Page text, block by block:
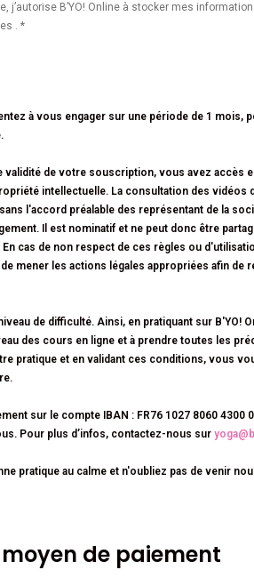
j’autorise B’YO! Online à stocker mes
. *
à vous engager sur une période de 1 mois,
validité de votre souscription, vous avez accès
intellectuelle. La consultation des vidéos
l'accord préalable des représentant de la
Il est nominatif et ne peut donc être
cas de non respect de ces règles ou
mener les actions légales appropriées afin
de difficulté. Ainsi, en pratiquant sur B'YO!
des cours en ligne et à prendre toutes les
pratique et en validant ces conditions, vous
sur le compte IBAN : FR76 1027 8060 4300
Pour plus d’infos, contactez-nous sur
pratique au calme et n'oubliez pas de venir
de paiement